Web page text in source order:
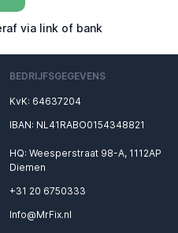
via link of bank
BEDRIJFSGEGEVENS
KvK: 64637204
IBAN: NL41RABO0154348821
HQ: Weesperstraat 98-A, 1112AP
Diemen
+31 20 6750333
Info@MrFix.nl